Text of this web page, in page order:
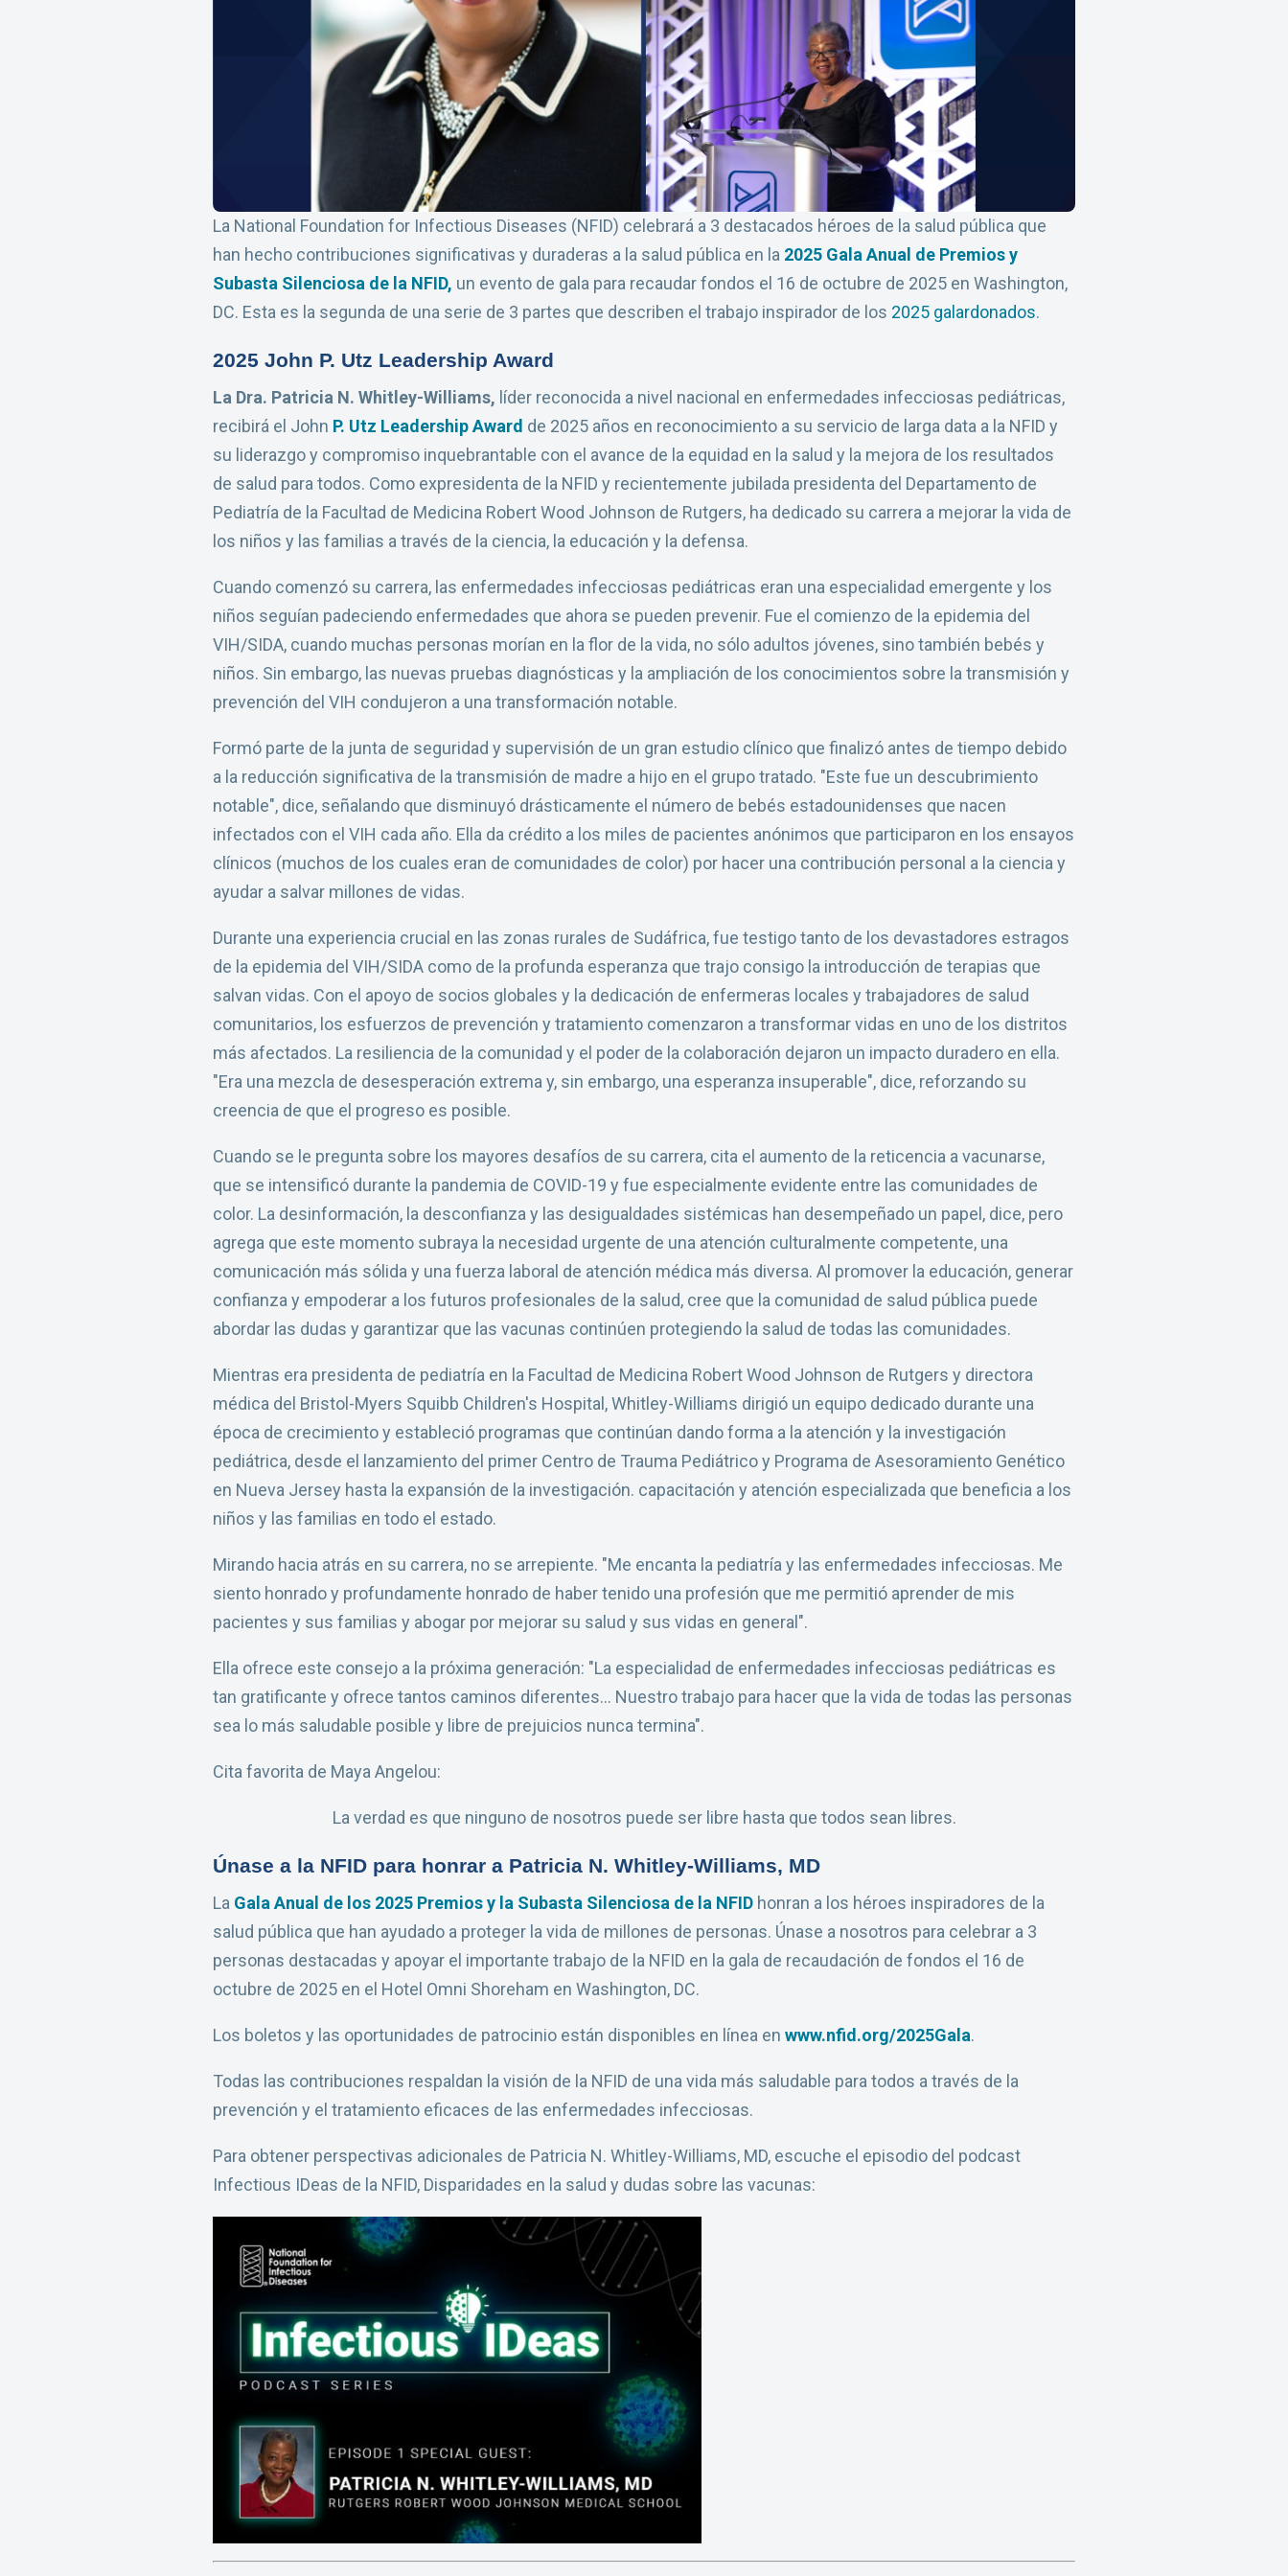
La National Foundation for Infectious Diseases (NFID) celebrará a 3 destacados héroes de la salud pública que
han hecho contribuciones significativas y duraderas a la salud pública en la 2025 Gala Anual de Premios y
Subasta Silenciosa de la NFID, un evento de gala para recaudar fondos el 16 de octubre de 2025 en Washington,
DC. Esta es la segunda de una serie de 3 partes que describen el trabajo inspirador de los 2025 galardonados.
2025 John P. Utz Leadership Award
La Dra. Patricia N. Whitley-Williams, líder reconocida a nivel nacional en enfermedades infecciosas pediátricas,
recibirá el John P. Utz Leadership Award de 2025 años en reconocimiento a su servicio de larga data a la NFID y
su liderazgo y compromiso inquebrantable con el avance de la equidad en la salud y la mejora de los resultados
de salud para todos. Como expresidenta de la NFID y recientemente jubilada presidenta del Departamento de
Pediatría de la Facultad de Medicina Robert Wood Johnson de Rutgers, ha dedicado su carrera a mejorar la vida de
los niños y las familias a través de la ciencia, la educación y la defensa.
Cuando comenzó su carrera, las enfermedades infecciosas pediátricas eran una especialidad emergente y los
niños seguían padeciendo enfermedades que ahora se pueden prevenir. Fue el comienzo de la epidemia del
VIH/SIDA, cuando muchas personas morían en la flor de la vida, no sólo adultos jóvenes, sino también bebés y
niños. Sin embargo, las nuevas pruebas diagnósticas y la ampliación de los conocimientos sobre la transmisión y
prevención del VIH condujeron a una transformación notable.
Formó parte de la junta de seguridad y supervisión de un gran estudio clínico que finalizó antes de tiempo debido
a la reducción significativa de la transmisión de madre a hijo en el grupo tratado. "Este fue un descubrimiento
notable", dice, señalando que disminuyó drásticamente el número de bebés estadounidenses que nacen
infectados con el VIH cada año. Ella da crédito a los miles de pacientes anónimos que participaron en los ensayos
clínicos (muchos de los cuales eran de comunidades de color) por hacer una contribución personal a la ciencia y
ayudar a salvar millones de vidas.
Durante una experiencia crucial en las zonas rurales de Sudáfrica, fue testigo tanto de los devastadores estragos
de la epidemia del VIH/SIDA como de la profunda esperanza que trajo consigo la introducción de terapias que
salvan vidas. Con el apoyo de socios globales y la dedicación de enfermeras locales y trabajadores de salud
comunitarios, los esfuerzos de prevención y tratamiento comenzaron a transformar vidas en uno de los distritos
más afectados. La resiliencia de la comunidad y el poder de la colaboración dejaron un impacto duradero en ella.
"Era una mezcla de desesperación extrema y, sin embargo, una esperanza insuperable", dice, reforzando su
creencia de que el progreso es posible.
Cuando se le pregunta sobre los mayores desafíos de su carrera, cita el aumento de la reticencia a vacunarse,
que se intensificó durante la pandemia de COVID-19 y fue especialmente evidente entre las comunidades de
color. La desinformación, la desconfianza y las desigualdades sistémicas han desempeñado un papel, dice, pero
agrega que este momento subraya la necesidad urgente de una atención culturalmente competente, una
comunicación más sólida y una fuerza laboral de atención médica más diversa. Al promover la educación, generar
confianza y empoderar a los futuros profesionales de la salud, cree que la comunidad de salud pública puede
abordar las dudas y garantizar que las vacunas continúen protegiendo la salud de todas las comunidades.
Mientras era presidenta de pediatría en la Facultad de Medicina Robert Wood Johnson de Rutgers y directora
médica del Bristol-Myers Squibb Children's Hospital, Whitley-Williams dirigió un equipo dedicado durante una
época de crecimiento y estableció programas que continúan dando forma a la atención y la investigación
pediátrica, desde el lanzamiento del primer Centro de Trauma Pediátrico y Programa de Asesoramiento Genético
en Nueva Jersey hasta la expansión de la investigación. capacitación y atención especializada que beneficia a los
niños y las familias en todo el estado.
Mirando hacia atrás en su carrera, no se arrepiente. "Me encanta la pediatría y las enfermedades infecciosas. Me
siento honrado y profundamente honrado de haber tenido una profesión que me permitió aprender de mis
pacientes y sus familias y abogar por mejorar su salud y sus vidas en general".
Ella ofrece este consejo a la próxima generación: "La especialidad de enfermedades infecciosas pediátricas es
tan gratificante y ofrece tantos caminos diferentes... Nuestro trabajo para hacer que la vida de todas las personas
sea lo más saludable posible y libre de prejuicios nunca termina".
Cita favorita de Maya Angelou:
La verdad es que ninguno de nosotros puede ser libre hasta que todos sean libres.
Únase a la NFID para honrar a Patricia N. Whitley-Williams, MD
La Gala Anual de los 2025 Premios y la Subasta Silenciosa de la NFID honran a los héroes inspiradores de la
salud pública que han ayudado a proteger la vida de millones de personas. Únase a nosotros para celebrar a 3
personas destacadas y apoyar el importante trabajo de la NFID en la gala de recaudación de fondos el 16 de
octubre de 2025 en el Hotel Omni Shoreham en Washington, DC.
Los boletos y las oportunidades de patrocinio están disponibles en línea en www.nfid.org/2025Gala.
Todas las contribuciones respaldan la visión de la NFID de una vida más saludable para todos a través de la
prevención y el tratamiento eficaces de las enfermedades infecciosas.
Para obtener perspectivas adicionales de Patricia N. Whitley-Williams, MD, escuche el episodio del podcast
Infectious IDeas de la NFID, Disparidades en la salud y dudas sobre las vacunas: